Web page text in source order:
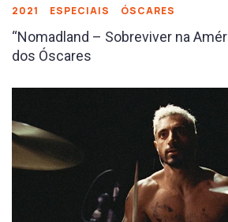
2021 ESPECIAIS ÓSCARES
“Nomadland – Sobreviver na
dos Óscares